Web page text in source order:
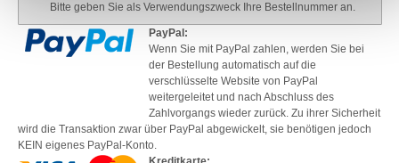
Bitte geben Sie als Verwendungszweck Ihre Bestellnummer an.
PayPal:
Wenn Sie mit PayPal zahlen, werden Sie bei
der Bestellung automatisch auf die
verschlüsselte Website von PayPal
weitergeleitet und nach Abschluss des
Zahlvorgangs wieder zurück. Zu ihrer Sicherheit
wird die Transaktion zwar über PayPal abgewickelt, sie benötigen jedoch
KEIN eigenes PayPal-Konto.